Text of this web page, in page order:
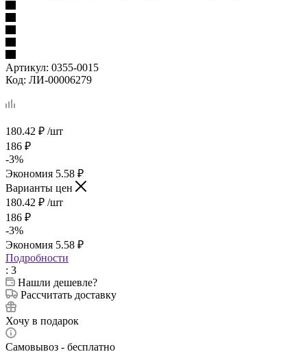
Артикул: 0355-0015
Код: ЛИ-00006279
180.42 ₽ /шт
186 ₽
-3%
Экономия 5.58 ₽
Варианты цен
180.42 ₽ /шт
186 ₽
-3%
Экономия 5.58 ₽
Подробности
: 3
Нашли дешевле?
Рассчитать доставку
Хочу в подарок
Самовывоз - бесплатно